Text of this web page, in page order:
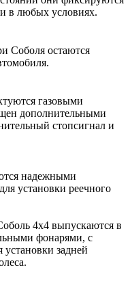
в любых условиях.
Соболя остаются
газовыми
дополнительными
стопсигнал и
надежными
установки реечного
4х4 выпускаются в
фонарями, с
задней